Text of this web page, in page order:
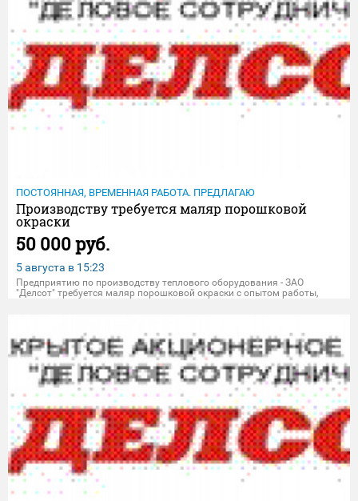
ПОСТОЯННАЯ, ВРЕМЕННАЯ РАБОТА. ПРЕДЛАГАЮ
Производству требуется маляр порошковой
окраски
50 000 руб.
5 августа в 15:23
Предприятию по производству теплового оборудования - ЗАО
"Делсот" требуется маляр порошковой окраски с опытом работы,